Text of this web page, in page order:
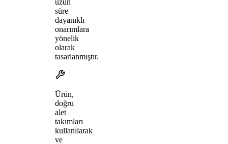
süre
dayanıklı
onarımlara
yönelik
olarak
tasarlanmıştır.
Ürün,
doğru
alet
takımları
kullanılarak
ve